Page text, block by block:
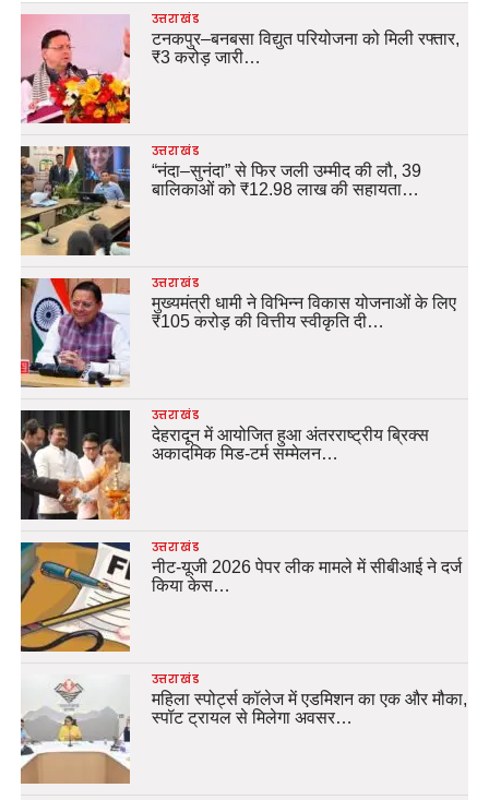
उत्तराखंड
टनकपुर–बनबसा विद्युत परियोजना को मिली रफ्तार,
₹3 करोड़ जारी…
उत्तराखंड
“नंदा–सुनंदा” से फिर जली उम्मीद की लौ, 39
बालिकाओं को ₹12.98 लाख की सहायता…
उत्तराखंड
मुख्यमंत्री धामी ने विभिन्न विकास योजनाओं के लिए
₹105 करोड़ की वित्तीय स्वीकृति दी…
उत्तराखंड
देहरादून में आयोजित हुआ अंतरराष्ट्रीय ब्रिक्स
अकादमिक मिड-टर्म सम्मेलन…
उत्तराखंड
नीट-यूजी 2026 पेपर लीक मामले में सीबीआई ने दर्ज
किया केस…
उत्तराखंड
महिला स्पोर्ट्स कॉलेज में एडमिशन का एक और मौका,
स्पॉट ट्रायल से मिलेगा अवसर…